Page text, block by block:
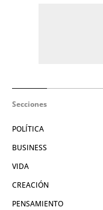
Secciones
POLÍTICA
BUSINESS
VIDA
CREACIÓN
PENSAMIENTO